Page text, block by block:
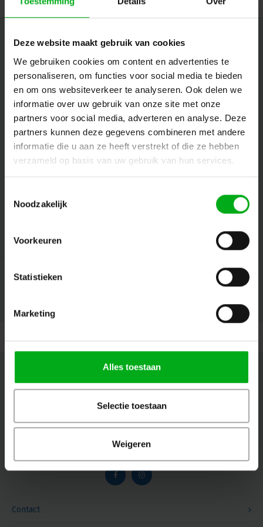
Deze website maakt gebruik van cookies
We gebruiken cookies om content en advertenties te
personaliseren, om functies voor social media te bieden
en om ons websiteverkeer te analyseren. Ook delen we
informatie over uw gebruik van onze site met onze
partners voor social media, adverteren en analyse. Deze
partners kunnen deze gegevens combineren met andere
informatie die u aan ze heeft verstrekt of die ze hebben
verzameld op basis van uw gebruik van hun services.
Noodzakelijk
Voorkeuren
Statistieken
Marketing
Alles toestaan
Selectie toestaan
Weigeren
Contact
Nieuwsbrief
Ontvang de laatste updates, nieuws en aanbiedingen via email
Volg ons
Klantenservice
© Copyright 2026 Megalight sa/nv - Theme by Shopmonkey
Contact
Volg ons